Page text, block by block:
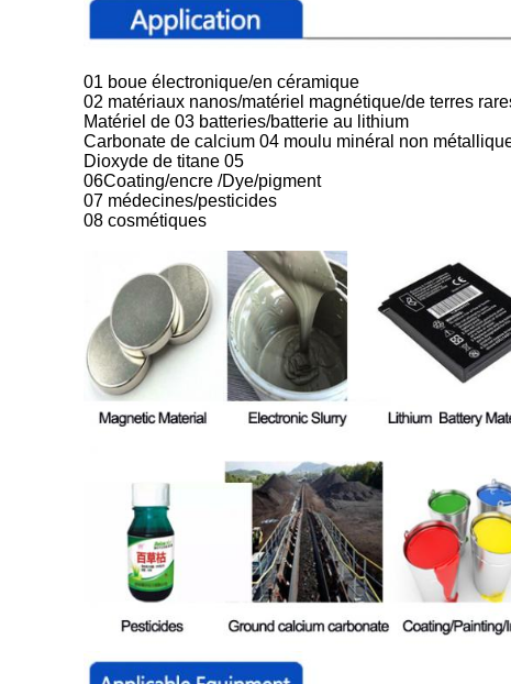
01 boue électronique/en céramique
02 matériaux nanos/matériel magnétique/de terres
Matériel de 03 batteries/batterie au lithium
Carbonate de calcium 04 moulu minéral non
Dioxyde de titane 05
06Coating/encre /Dye/pigment
07 médecines/pesticides
08 cosmétiques